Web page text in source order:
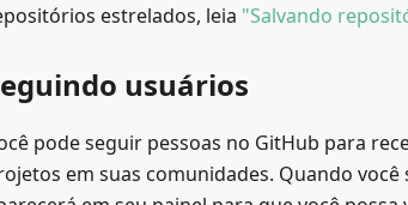
estrelados, leia "Salvando
usuários
pode seguir pessoas no GitHub para
em suas comunidades. Quando